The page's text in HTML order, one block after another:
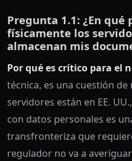
Pregunta 1.1: ¿En qué
físicamente los
almacenan mis
Por qué es crítico para el
técnica, es una cuestión
servidores están en EE.
con datos personales es
transfronteriza que requiere
regulador no va a